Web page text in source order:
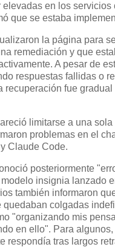
elevadas en los servicios
que se estaba
la página para
remediación y que
A pesar de
respuestas fallidas o
recuperación fue
limitarse a una
problemas en el
Claude Code.
posteriormente
insignia lanzado
también informaron
quedaban colgadas
"organizando mis
en ello". Para
respondía tras largos